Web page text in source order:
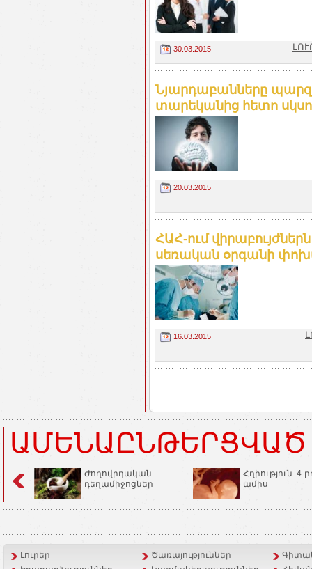
30.03.2015
Նյարդաբանները
տարեկանից հետո
20.03.2015
ՀԱՀ-ում
սեռական օրգանի
16.03.2015
Ժողովրդական
դեղամիջոցներ
Հղիություն. 4-
ամիս
Լուրեր Ծառայություններ